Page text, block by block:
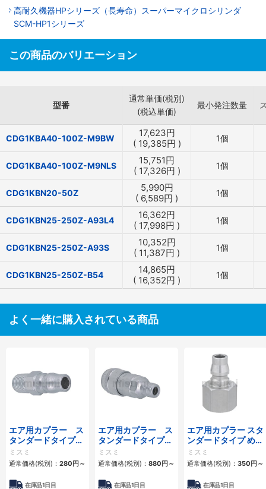
高耐久機器HPシリーズ（長寿命）スーパーマイクロシリンダ
SCM-HP1シリーズ
この商品のバリエーション
型番
通常単価(税別)
(税込単価)
最小発注数量
CDG1KBA40-100Z-M9BW 17,623円
( 19,385円 ) 1個
CDG1KBA40-100Z-M9NLS 15,751円
( 17,326円 ) 1個
CDG1KBN20-50Z 5,990円
( 6,589円 ) 1個
CDG1KBN25-250Z-A93L4 16,362円
( 17,998円 ) 1個
CDG1KBN25-250Z-A93S 10,352円
( 11,387円 ) 1個
CDG1KBN25-250Z-B54 14,865円
( 16,352円 ) 1個
よく一緒に購入されている商品
エア用カプラー ス
タンダードタイプ
おねじプラグ
ミスミ
通常価格(税別)： 280 円 ～
在庫品1日目
エア用カプラー ス
タンダードタイプ
おねじソケット
ミスミ
通常価格(税別)： 880 円 ～
在庫品1日目
エア用カプラー スタ
ンダードタイプ めね
じプラグ
ミスミ
通常価格(税別)： 350 円 ～
在庫品1日目